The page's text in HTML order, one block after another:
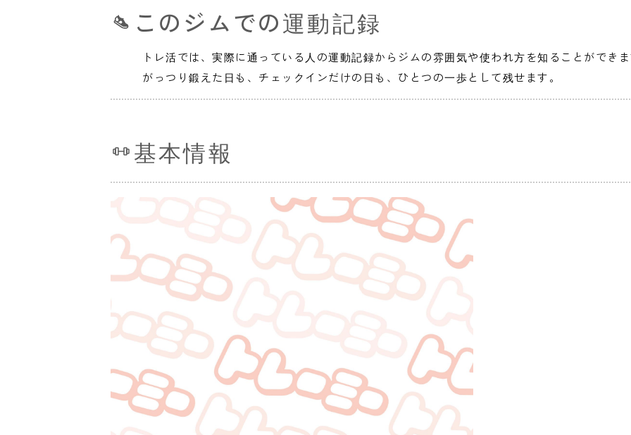
このジムでの運動記録
トレ活では、実際に通っている人の運動記録からジムの雰囲気や使われ方を知ることができ
がっつり鍛えた日も、チェックインだけの日も、ひとつの一歩として残せます。
基本情報